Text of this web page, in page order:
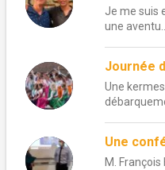
Je me suis
une aventu...
Journée
Une
Une
M.